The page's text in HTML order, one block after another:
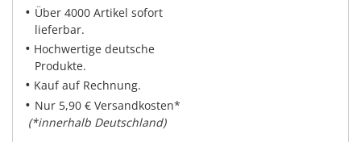
• Über 4000 Artikel sofort
lieferbar.
• Hochwertige deutsche
Produkte.
• Kauf auf Rechnung.
• Nur 5,90 € Versandkosten*
(*innerhalb Deutschland)